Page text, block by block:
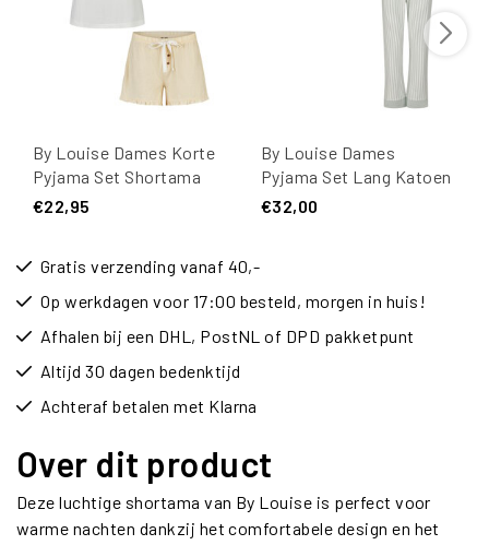
By Louise Dames Korte
Pyjama Set Shortama
Wit/Geel
€22,95
By Louise Dames
Pyjama Set Lang Katoen
Beige/Mintgroen
€32,00
Gratis verzending vanaf 40,-
Op werkdagen voor 17:00 besteld, morgen in huis!
Afhalen bij een DHL, PostNL of DPD pakketpunt
Altijd 30 dagen bedenktijd
Achteraf betalen met Klarna
Over dit product
Deze luchtige shortama van By Louise is perfect voor
warme nachten dankzij het comfortabele design en het